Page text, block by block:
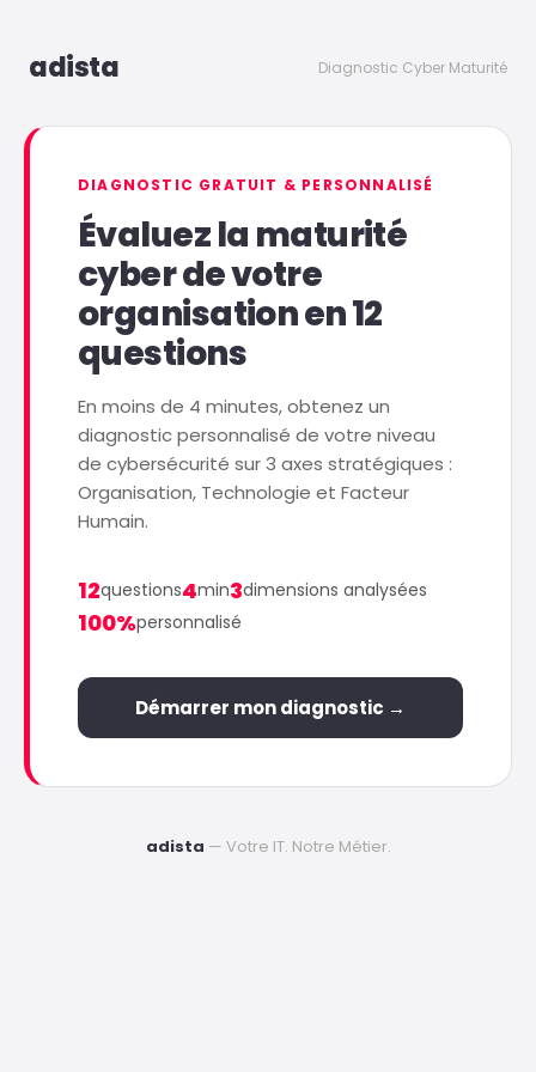
adista Diagnostic Cyber Maturité
DIAGNOSTIC GRATUIT & PERSONNALISÉ
Évaluez la maturité
cyber de votre
organisation en 12
questions
En moins de 4 minutes, obtenez un
diagnostic personnalisé de votre niveau
de cybersécurité sur 3 axes stratégiques :
Organisation, Technologie et Facteur
Humain.
12questions4min3dimensions analysées
100%personnalisé
Démarrer mon diagnostic →
adista — Votre IT. Notre Métier.